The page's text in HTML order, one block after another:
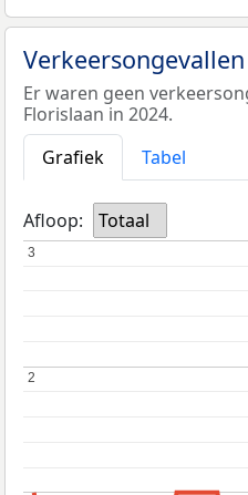
Er waren geen
Florislaan in 2024.
Grafiek
Tabel
Afloop: Totaal
2
2
3
3